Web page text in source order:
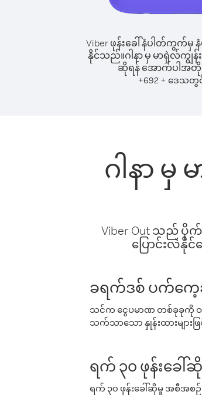
Viber ဖုန်းခေါ်နံပါတ်ကွက်မှ
နိုင်သည်။ဂါနာ မှ မာရှဲလ်ကျွန်
ဆိုရန် အောက်ပါအတိုင်
+692 + ဒေသတွင်
ဂါနာ
Viber Out သည် ပို
ပြောင်းလဲနို
ခရက်ဒစ် ပက်ကေ့ခ
သင်က ငွေပမာဏ တစ်ခုခုကို
သက်သာသော နှုန်းထားများ
ရက် ၃၀ ဖုန်းခေ
ရက် ၃၀ ဖုန်းခေါ်ဆိုမှု အစီအစ